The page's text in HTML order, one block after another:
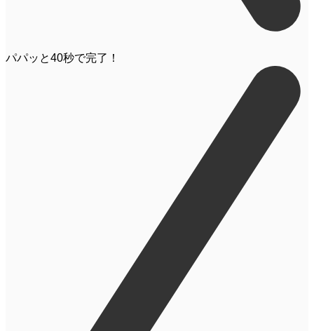
パパッと40秒で完了！